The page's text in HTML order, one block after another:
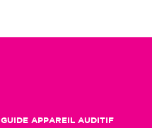
GUIDE APPAREIL AUDITIF